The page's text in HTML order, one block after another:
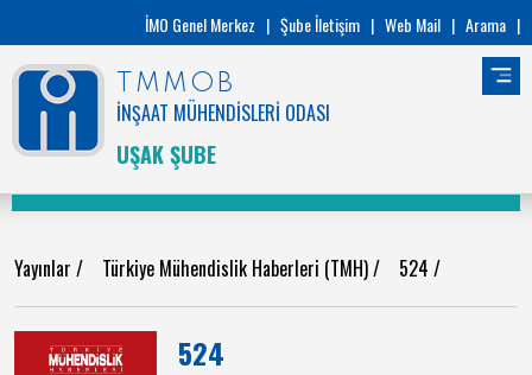
İMO Genel Merkez | Şube İletişim | Web Mail | Arama |
TMMOB
İNŞAAT MÜHENDİSLERİ ODASI
UŞAK ŞUBE
Yayınlar / Türkiye Mühendislik Haberleri (TMH)/ 524 /
524